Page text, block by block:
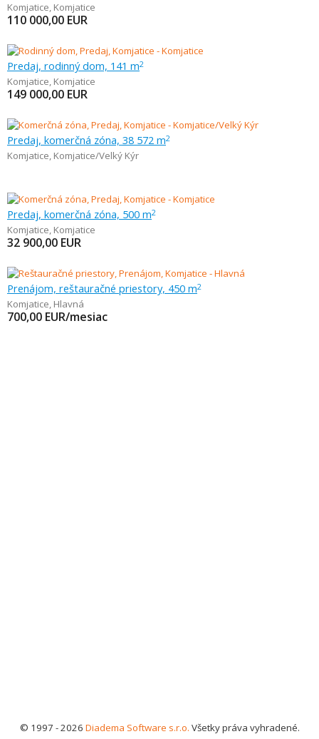
Komjatice, Komjatice
110 000,00 EUR
Predaj, rodinný dom, 141 m2
Komjatice, Komjatice
149 000,00 EUR
Predaj, komerčná zóna, 38 572 m2
Komjatice, Komjatice/Velký Kýr
Predaj, komerčná zóna, 500 m2
Komjatice, Komjatice
32 900,00 EUR
Prenájom, reštauračné priestory, 450 m2
Komjatice, Hlavná
700,00 EUR/mesiac
© 1997 - 2026 Diadema Software s.r.o. Všetky práva vyhradené.